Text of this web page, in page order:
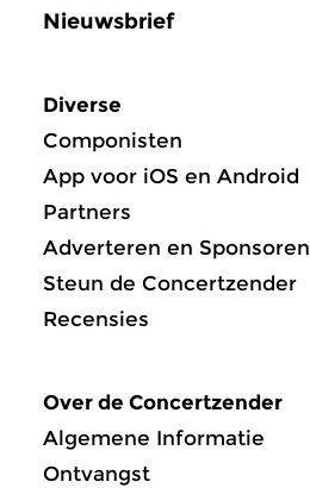
Nieuwsbrief
Diverse
Componisten
App voor iOS en Android
Partners
Adverteren en Sponsoren
Steun de Concertzender
Recensies
Over de Concertzender
Algemene Informatie
Ontvangst